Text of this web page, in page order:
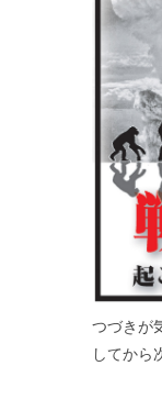
つづきが
してから